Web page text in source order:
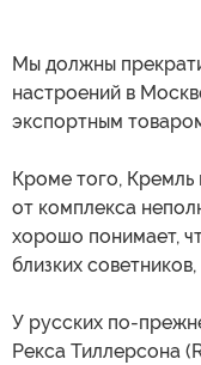
Мы должны
настроений в
экспортным
Кроме того,
от комплекса
хорошо понимает,
близких
У русских по-
Рекса Тиллерсона